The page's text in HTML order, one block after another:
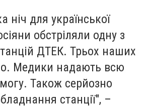
для української
обстріляли одну з
ДТЕК. Трьох наших
Медики надають всю
Також серйозно
станції", –